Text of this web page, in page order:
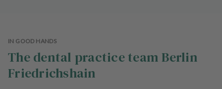
IN GOOD HANDS
The dental practice team Berlin
Friedrichshain